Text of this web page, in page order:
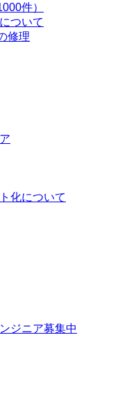
件）
ついて
修理
化について
ジニア募集中